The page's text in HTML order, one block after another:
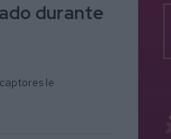
durante
le